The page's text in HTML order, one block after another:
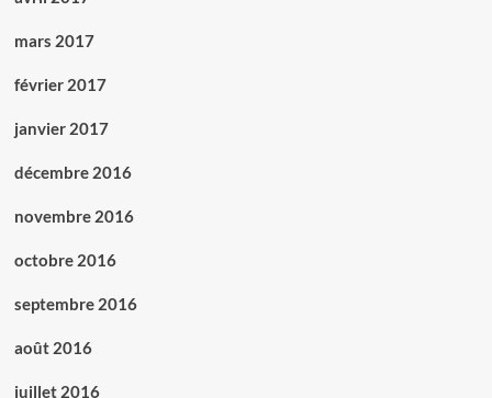
mars 2017
février 2017
janvier 2017
décembre 2016
novembre 2016
octobre 2016
septembre 2016
août 2016
juillet 2016